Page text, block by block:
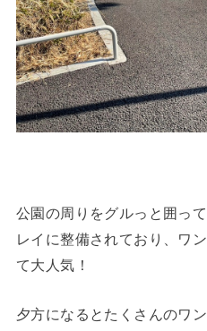
公園の周りをグルっと囲っ
レイに整備されており、ワ
て大人気！
夕方になるとたくさんのワ